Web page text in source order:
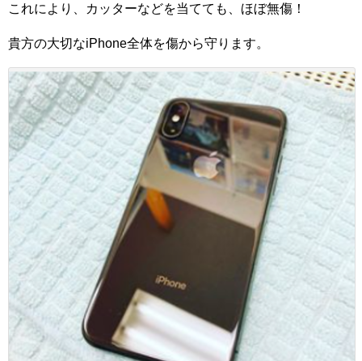
これにより、カッターなどを当てても、ほぼ無傷！
貴方の大切なiPhone全体を傷から守ります。